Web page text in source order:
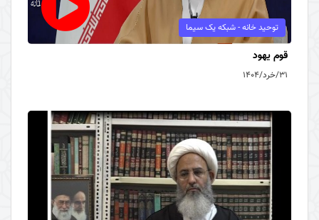
توحید خانه - شبکه یک سیما
قوم یهود
۳۱/خرد/۱۴۰۴